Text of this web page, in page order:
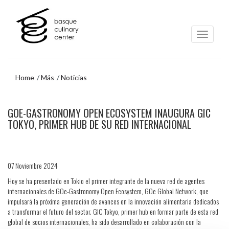
contenido
principal
navegación
Home Más Noticias
menú
GOE-GASTRONOMY OPEN ECOSYSTEM INAUGURA GIC
TOKYO, PRIMER HUB DE SU RED INTERNACIONAL
07 Noviembre 2024
Hoy se ha presentado en Tokio el primer integrante de la nueva red de agentes
internacionales de GOe-Gastronomy Open Ecosystem, GOe Global Network, que
impulsará la próxima generación de avances en la innovación alimentaria dedicados
a transformar el futuro del sector. GIC Tokyo, primer hub en formar parte de esta red
global de socios internacionales, ha sido desarrollado en colaboración con la